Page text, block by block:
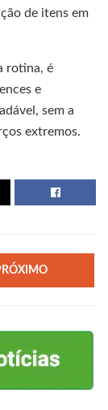
de itens em
rotina, é
e
sem a
extremos.